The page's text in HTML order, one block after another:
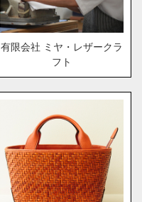
有限会社 ミヤ・レザークラ
フト